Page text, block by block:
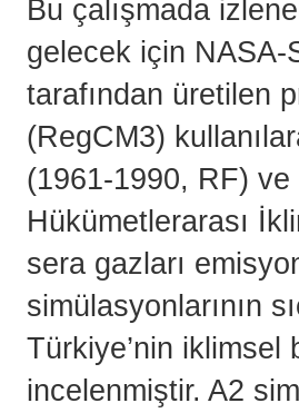
Bu çalışmada
gelecek için NASA-
tarafından üretilen
(RegCM3)
(1961-1990, RF)
Hükümetlerarası
sera gazları
simülasyonlarının
Türkiye’nin iklimsel
incelenmiştir. A2